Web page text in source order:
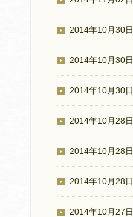
2014年10月30日
2014年10月30日
2014年10月30日
2014年10月28日
2014年10月28日
2014年10月28日
2014年10月27日